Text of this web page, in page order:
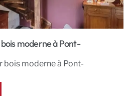
moderne à Pont-
bois moderne à Pont-